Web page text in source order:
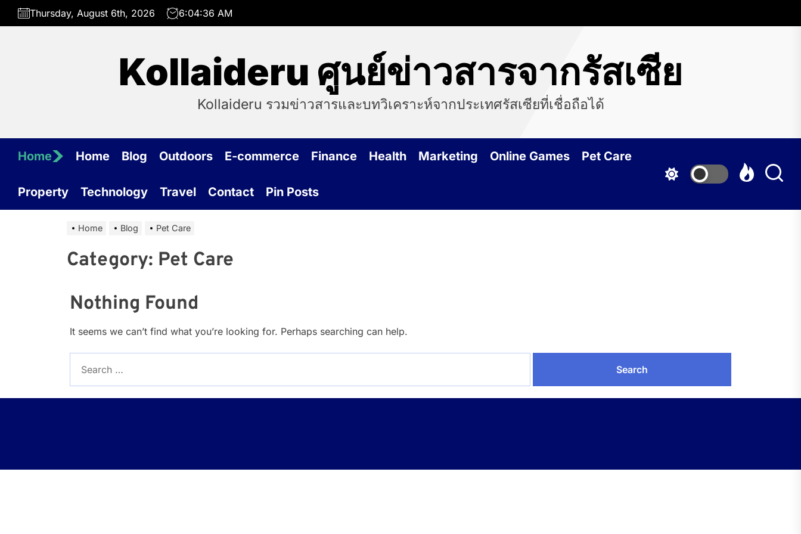
Skip
Thursday, August 6th, 2026 6:04:36 AM
Kollaideru ศูนย์ข่าวสารจากรัสเซีย
Kollaideru รวมข่าวสารและบทวิเคราะห์จากประเทศรัสเซียที่เชื่อถือได้
Home Home Blog Outdoors E-commerce Finance Health Marketing Online Games Pet Care
Property Technology Travel Contact Pin Posts
Home Blog Pet Care
Category: Pet Care
Nothing Found
It seems we can’t find what you’re looking for. Perhaps searching can help.
for: